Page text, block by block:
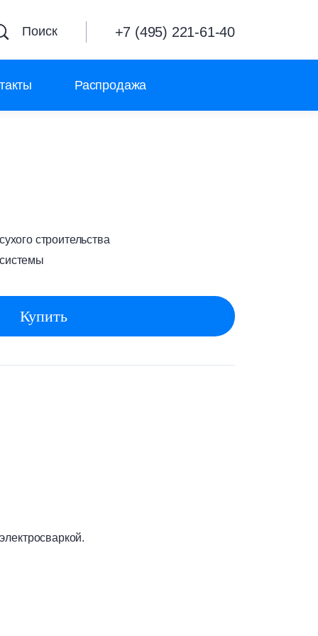
Поиск +7 (495) 221-61-40
Распродажа
строительства
Купить